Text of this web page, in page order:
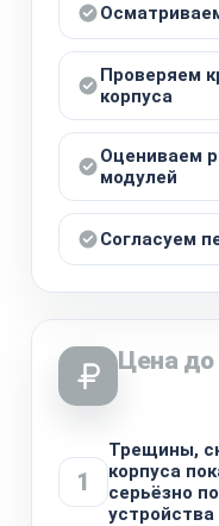
Проверяем
корпуса
Оцениваем
модулей
Согласуем
Цена до
1
Трещины,
корпуса
серьёзно
устройства